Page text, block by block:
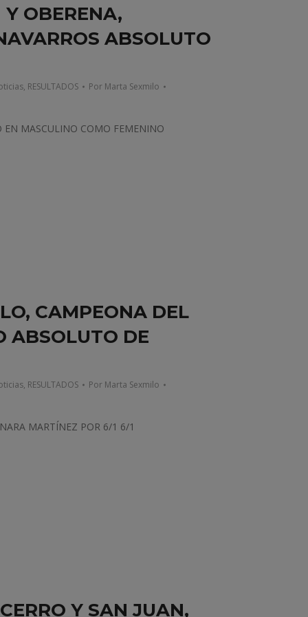
OBERENA,
ABSOLUTO
, RESULTADOS Por Marta Sexmilo
MASCULINO COMO FEMENINO
CAMPEONA DEL
ABSOLUTO DE
, RESULTADOS Por Marta Sexmilo
MARTÍNEZ POR 6/1 6/1
Y SAN JUAN,